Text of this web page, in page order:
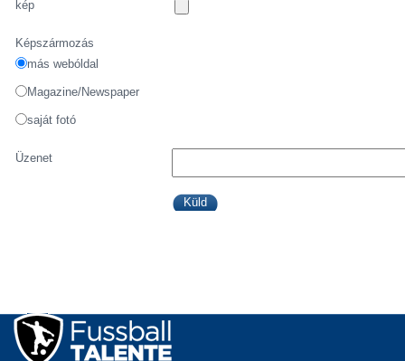
kép
Képszármozás
más webóldal
Magazine/Newspaper
saját fotó
Üzenet